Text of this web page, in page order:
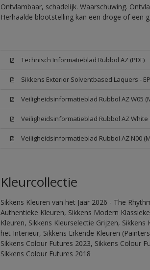
Ontvlambaar, schadelijk. Waarschuwing.
Herhaalde blootstelling kan een droge of een
Technisch Informatieblad Rubbol AZ (PDF)
Sikkens Exterior Solventbased Laquers -
Veiligheidsinformatieblad Rubbol AZ W05
Veiligheidsinformatieblad Rubbol AZ White
Veiligheidsinformatieblad Rubbol AZ N00
Kleurcollectie
Sikkens Kleuren van het Jaar 2026 - The
Authentieke Kleuren, Sikkens Modern
Kleuren, Sikkens Kleurselectie Grijzen,
het Interieur, Sikkens Erkende Kleuren
Sikkens Colour Futures 2023, Sikkens Colour
Sikkens Colour Futures 2018